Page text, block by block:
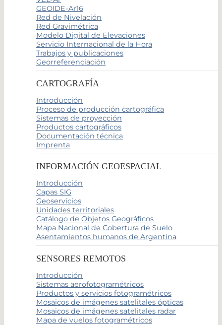
GEOIDE-Ar16
Red de Nivelación
Red Gravimétrica
Modelo Digital de Elevaciones
Servicio Internacional de la Hora
Trabajos y publicaciones
Georreferenciación
CARTOGRAFÍA
Introducción
Proceso de producción cartográfica
Sistemas de proyección
Productos cartográficos
Documentación técnica
Imprenta
INFORMACIÓN GEOESPACIAL
Introducción
Capas SIG
Geoservicios
Unidades territoriales
Catálogo de Objetos Geográficos
Mapa Nacional de Cobertura de Suelo
Asentamientos humanos de Argentina
SENSORES REMOTOS
Introducción
Sistemas aerofotogramétricos
Productos y servicios fotogramétricos
Mosaicos de imágenes satelitales ópticas
Mosaicos de imágenes satelitales radar
Mapa de vuelos fotogramétricos